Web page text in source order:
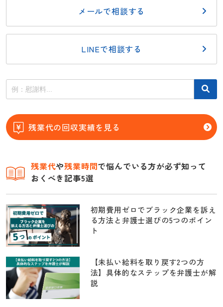
メールで相談する
LINEで相談する
残業代の回収実績を見る
残業代や残業時間で悩んでいる方が必ず知って
おくべき記事5選
初期費用ゼロでブラック企業を訴え
る方法と弁護士選びの5つのポイン
ト
【未払い給料を取り戻す2つの方
法】具体的なステップを弁護士が解
説